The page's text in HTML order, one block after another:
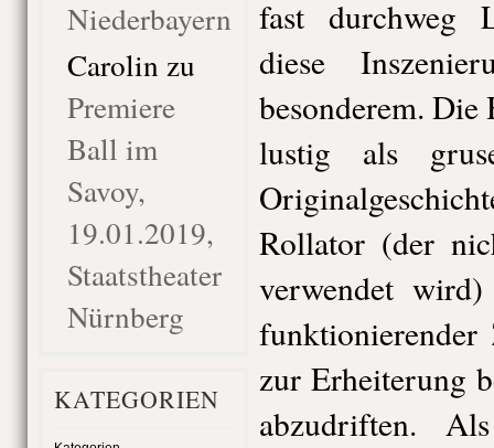
Niederbayern
Carolin zu
Premiere
Ball im
Savoy,
19.01.2019,
Staatstheater
Nürnberg
KATEGORIEN
fast durchweg
diese
besonderem. Die
lustig als
Rollator (der
verwendet
funktionierender
zur Erheiterung
abzudriften.